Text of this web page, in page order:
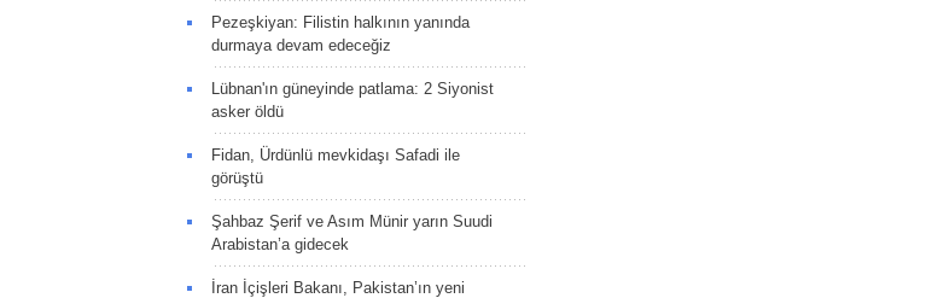
Pezeşkiyan: Filistin halkının yanında
durmaya devam edeceğiz
Lübnan'ın güneyinde patlama: 2 Siyonist
asker öldü
Fidan, Ürdünlü mevkidaşı Safadi ile
görüştü
Şahbaz Şerif ve Asım Münir yarın Suudi
Arabistan’a gidecek
İran İçişleri Bakanı, Pakistan’ın yeni